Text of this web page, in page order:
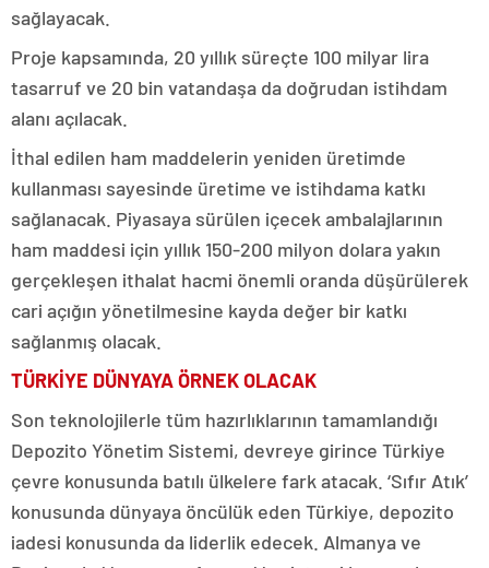
sağlayacak.
Proje kapsamında, 20 yıllık süreçte 100 milyar lira
tasarruf ve 20 bin vatandaşa da doğrudan istihdam
alanı açılacak.
İthal edilen ham maddelerin yeniden üretimde
kullanması sayesinde üretime ve istihdama katkı
sağlanacak. Piyasaya sürülen içecek ambalajlarının
ham maddesi için yıllık 150-200 milyon dolara yakın
gerçekleşen ithalat hacmi önemli oranda düşürülerek
cari açığın yönetilmesine kayda değer bir katkı
sağlanmış olacak.
TÜRKİYE DÜNYAYA ÖRNEK OLACAK
Son teknolojilerle tüm hazırlıklarının tamamlandığı
Depozito Yönetim Sistemi, devreye girince Türkiye
çevre konusunda batılı ülkelere fark atacak. ‘Sıfır Atık’
konusunda dünyaya öncülük eden Türkiye, depozito
iadesi konusunda da liderlik edecek. Almanya ve